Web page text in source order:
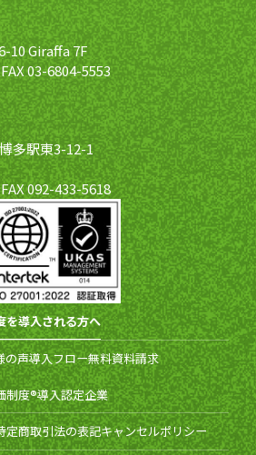
10 Giraffa 7F
03-6804-5553
多駅東3-12-1
092-433-5618
を導入される方へ
の声導入フロー無料資料請求
制度®導入認定企業
定商取引法の表記キャンセルポリシー